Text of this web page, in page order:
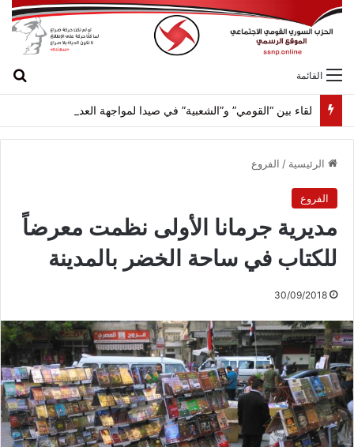
القائمة
الرئيسية / الفروع
الفروع
مديرية جرمانا الأولى نظمت معرضاً
للكتاب في ساحة الخضر بالمدينة
30/09/2018